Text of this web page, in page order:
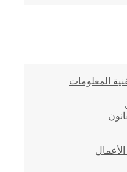
المعلومات